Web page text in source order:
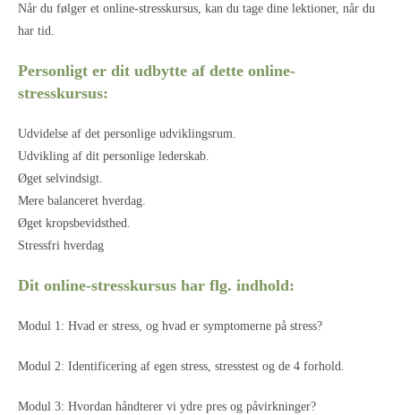
Når du følger et online-stresskursus, kan du tage dine lektioner, når du
har tid.
Personligt er dit udbytte af dette online-
stresskursus:
Udvidelse af det personlige udviklingsrum.
Udvikling af dit personlige lederskab.
Øget selvindsigt.
Mere balanceret hverdag.
Øget kropsbevidsthed.
Stressfri hverdag
Dit online-stresskursus har flg. indhold:
Modul 1: Hvad er stress, og hvad er symptomerne på stress?
Modul 2: Identificering af egen stress, stresstest og de 4 forhold.
Modul 3: Hvordan håndterer vi ydre pres og påvirkninger?